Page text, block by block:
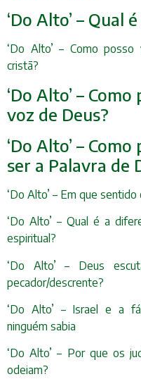
‘Do Alto’ – Qual
‘Do Alto’ – Como
cristã?
‘Do Alto’ –
voz de Deus?
‘Do Alto’ –
ser a Palavra de
‘Do Alto’ – Em que
‘Do Alto’ – Qual é a
espiritual?
‘Do Alto’ – Deus
pecador/descrente?
‘Do Alto’ – Israel e a
ninguém sabia
‘Do Alto’ – Por que os
odeiam?